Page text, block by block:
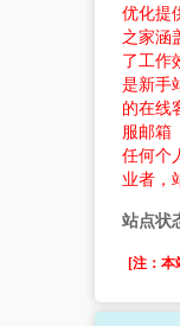
优化提
之家涵
了工作
是新手
的在线
服邮箱
任何个
业者，
站点状
[注：本